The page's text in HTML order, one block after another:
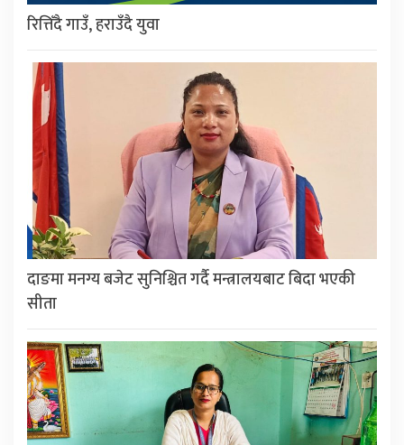
रित्तिँदै गाउँ, हराउँदै युवा
दाङमा मनग्य बजेट सुनिश्चित गर्दै मन्त्रालयबाट बिदा भएकी
सीता